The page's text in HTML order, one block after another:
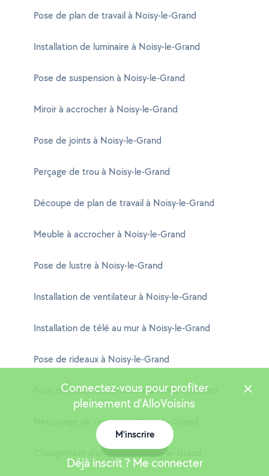
Pose de plan de travail à Noisy-le-Grand
Installation de luminaire à Noisy-le-Grand
Pose de suspension à Noisy-le-Grand
Miroir à accrocher à Noisy-le-Grand
Pose de joints à Noisy-le-Grand
Perçage de trou à Noisy-le-Grand
Découpe de plan de travail à Noisy-le-Grand
Meuble à accrocher à Noisy-le-Grand
Pose de lustre à Noisy-le-Grand
Installation de ventilateur à Noisy-le-Grand
Installation de télé au mur à Noisy-le-Grand
Pose de rideaux à Noisy-le-Grand
Pose de meubles de cuisine à Noisy-le-Grand
Nettoyage de terrasse à Noisy-le-Grand
Changement d'ampoule à Noisy-le-Grand
Connectez-vous pour profiter
pleinement d'AlloVoisins
M'inscrire
Déjà inscrit ? Me connecter